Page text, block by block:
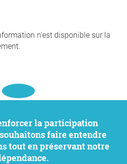
n'est disponible sur la
faire entendre
tout en préservant notre